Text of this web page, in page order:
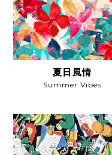
夏日風情
Summer Vibes